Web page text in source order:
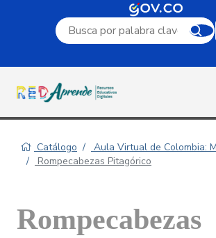
Campo de búsqueda por
Catálogo
Aula Virtual de Colombia:
Rompecabezas Pitagórico
Rompecabezas